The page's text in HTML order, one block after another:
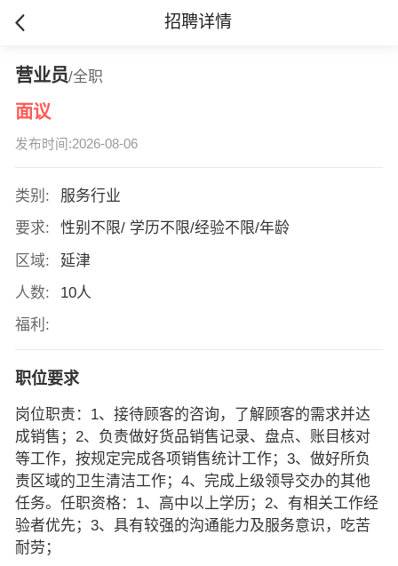
招聘详情
营业员/全职
面议
发布时间:2026-08-06
类别:
服务行业
要求:
性别不限/ 学历不限/经验不限/年龄
区域:
延津
人数:
10人
福利:
职位要求
岗位职责：1、接待顾客的咨询，了解顾客的需求并达
成销售；2、负责做好货品销售记录、盘点、账目核对
等工作，按规定完成各项销售统计工作；3、做好所负
责区域的卫生清洁工作；4、完成上级领导交办的其他
任务。任职资格：1、高中以上学历；2、有相关工作经
验者优先；3、具有较强的沟通能力及服务意识，吃苦
耐劳；